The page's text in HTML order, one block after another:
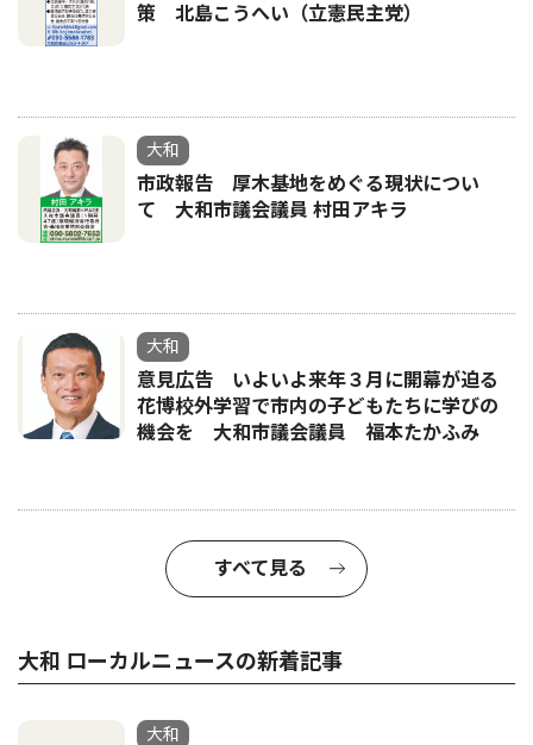
策 北島こうへい（立憲民主党）
大和
市政報告 厚木基地をめぐる現状につい
て 大和市議会議員 村田アキラ
大和
意見広告 いよいよ来年３月に開幕が迫る
花博校外学習で市内の子どもたちに学びの
機会を 大和市議会議員 福本たかふみ
すべて見る
大和 ローカルニュースの新着記事
大和